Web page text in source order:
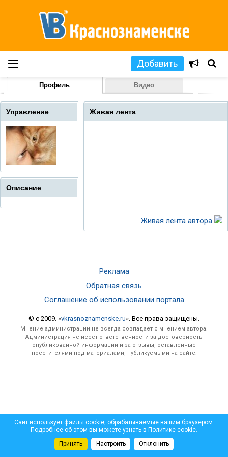
Добавить
Профиль Видео
Управление
Описание
Живая лента
Живая лента автора
Реклама
Обратная связь
Соглашение об использовании портала
© c 2009. «vkrasnoznamenske.ru». Все права защищены.
Мнение администрации не всегда совпадает с мнением автора.
Администрация не несет ответственности за достоверность
опубликованной информации и за отзывы, оставленные
посетителями под материалами, публикуемыми на сайте.
Сайт использует файлы cookie, обрабатываемые вашим браузером.
Подробнее об этом вы можете узнать в Политике cookie.
Принять
Настроить Отклонить